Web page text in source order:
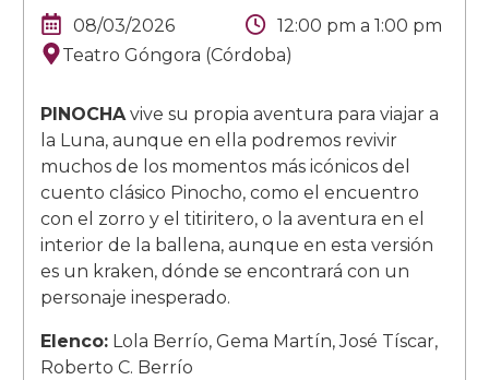
08/03/2026 12:00 pm a 1:00 pm
Teatro Góngora (Córdoba)
PINOCHAvive su propia aventura para viajar a
la Luna, aunque en ella podremos revivir
muchos de los momentos más icónicos del
cuento clásico Pinocho, como el encuentro
con el zorro y el titiritero, o la aventura en el
interior de la ballena, aunque en esta versión
es un kraken, dónde se encontrará con un
personaje inesperado.
Elenco:Lola Berrío, Gema Martín, José Tíscar,
Roberto C. Berrío